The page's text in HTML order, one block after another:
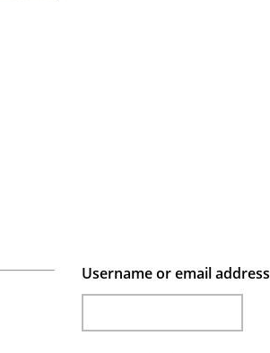
Username or email address